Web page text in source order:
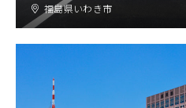
福島県いわき市